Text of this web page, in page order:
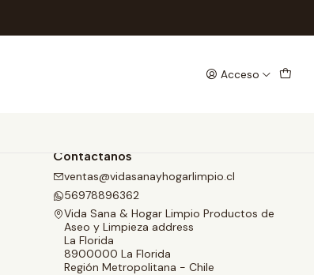
Acceso
Contáctanos
ventas@vidasanayhogarlimpio.cl
56978896362
Vida Sana & Hogar Limpio Productos de
Aseo y Limpieza address
La Florida
8900000 La Florida
Región Metropolitana - Chile